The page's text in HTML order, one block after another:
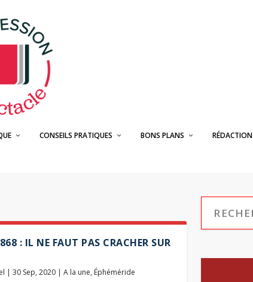
CONSEILS PRATIQUES BONS PLANS RÉDACTION
: IL NE FAUT PAS CRACHER SUR
| 30 Sep, 2020| A la une, Éphéméride